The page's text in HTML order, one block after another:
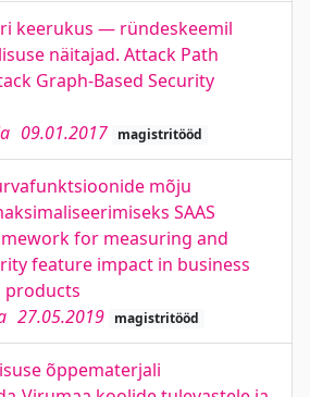
keerukus — ründeskeemil
näitajad. Attack Path
Graph-Based Security
09.01.2017 magistritööd
mõju
SAAS
for measuring and
feature impact in business
products
27.05.2019 magistritööd
õppematerjali